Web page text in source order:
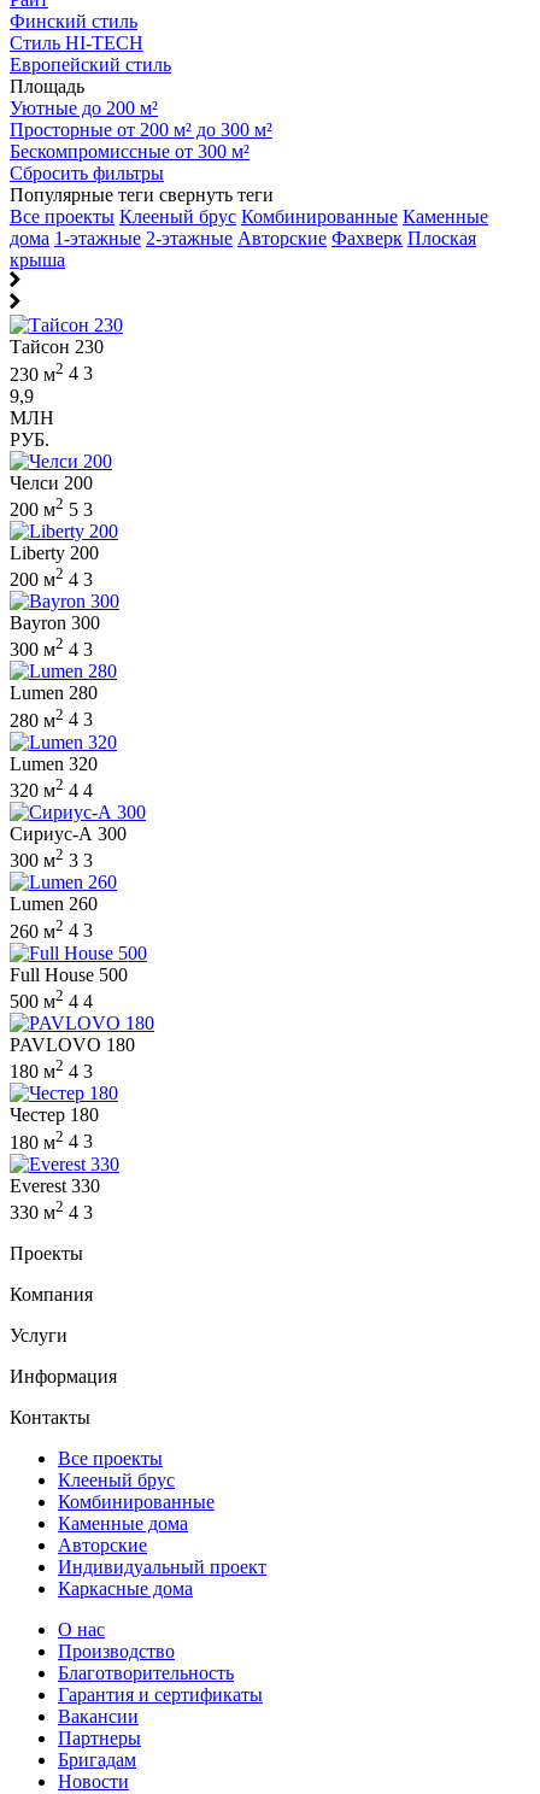
Финский стиль
Стиль HI-TECH
Европейский стиль
Площадь
Уютные до 200 м²
Просторные от 200 м² до 300 м²
Бескомпромиссные от 300 м²
Сбросить фильтры
Популярные теги свернуть теги
Все проекты Клееный брус Комбинированные Каменные
дома 1-этажные 2-этажные Авторские Фахверк Плоская
крыша
Тайсон 230
230 м2 4 3
9,9
МЛН
РУБ.
Челси 200
200 м2 5 3
Liberty 200
200 м2 4 3
Bayron 300
300 м2 4 3
Lumen 280
280 м2 4 3
Lumen 320
320 м2 4 4
Сириус-А 300
300 м2 3 3
Lumen 260
260 м2 4 3
Full House 500
500 м2 4 4
PAVLOVO 180
180 м2 4 3
Честер 180
180 м2 4 3
Everest 330
330 м2 4 3
Проекты
Компания
Услуги
Информация
Контакты
Все проекты
Клееный брус
Комбинированные
Каменные дома
Авторские
Индивидуальный проект
Каркасные дома
О нас
Производство
Благотворительность
Гарантия и сертификаты
Вакансии
Партнеры
Бригадам
Новости